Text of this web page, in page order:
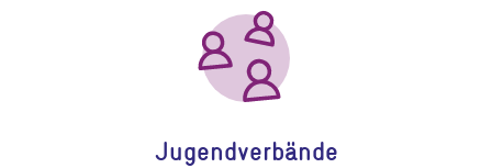
Gehe zu Jugendverbände
Jugendverbände